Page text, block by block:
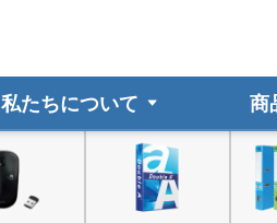
私たちについて 商